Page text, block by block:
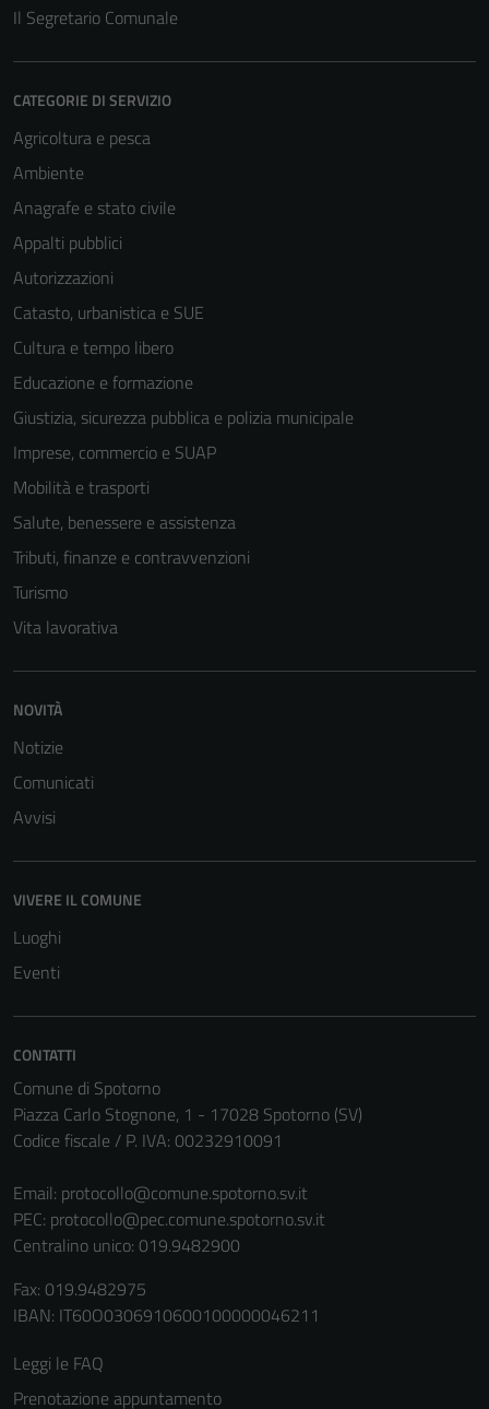
Il Segretario Comunale
CATEGORIE DI SERVIZIO
Agricoltura e pesca
Ambiente
Anagrafe e stato civile
Appalti pubblici
Autorizzazioni
Catasto, urbanistica e SUE
Cultura e tempo libero
Educazione e formazione
Giustizia, sicurezza pubblica e polizia municipale
Imprese, commercio e SUAP
Mobilità e trasporti
Salute, benessere e assistenza
Tributi, finanze e contravvenzioni
Turismo
Vita lavorativa
NOVITÀ
Notizie
Comunicati
Avvisi
VIVERE IL COMUNE
Luoghi
Eventi
CONTATTI
Comune di Spotorno
Piazza Carlo Stognone, 1 - 17028 Spotorno (SV)
Codice fiscale / P. IVA: 00232910091
Email: protocollo@comune.spotorno.sv.it
PEC: protocollo@pec.comune.spotorno.sv.it
Centralino unico: 019.9482900
Fax: 019.9482975
IBAN: IT60O0306910600100000046211
Leggi le FAQ
Prenotazione appuntamento